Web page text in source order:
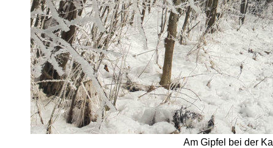
Am Gipfel bei der